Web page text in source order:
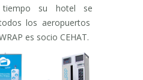
su hotel se
los aeropuertos
es socio CEHAT.